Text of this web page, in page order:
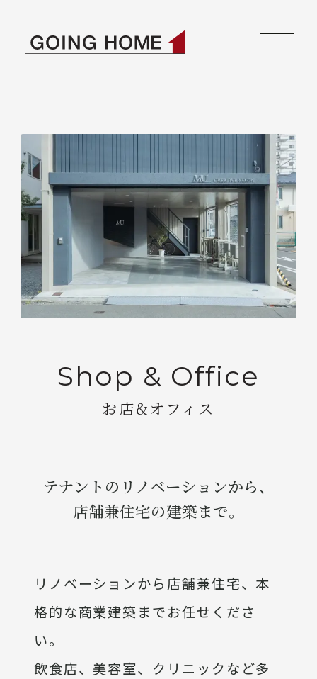
本文へ移動
Shop & Office
お店&オフィス
テナントのリノベーションから、
店舗兼住宅の建築まで。
リノベーションから店舗兼住宅、本
格的な商業建築までお任せくださ
い。
飲食店、美容室、クリニックなど多